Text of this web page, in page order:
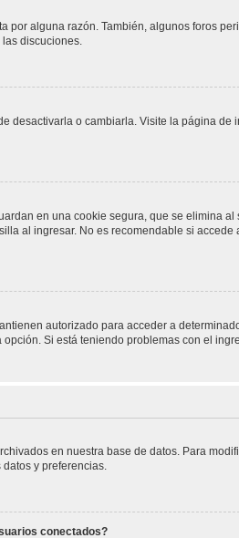
por alguna razón. También, algunos foros
discuciones.
desactivarla o cambiarla. Visite la página de
en una cookie segura, que se elimina
al ingresar. No es recomendable si
autorizado para acceder a
Si está teniendo problemas con el
en nuestra base de datos. Para
y preferencias.
conectados?